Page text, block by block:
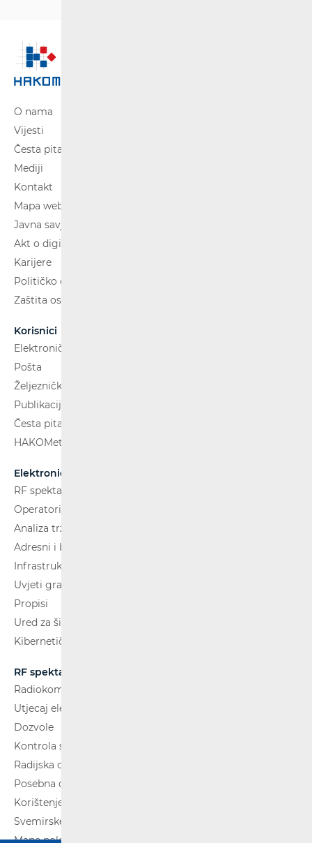
O nama
Vijesti
Česta pitanja
Mediji
Kontakt
Mapa weba
Javna savjetovanja
Akt o digitalnim uslugama
Karijere
Političko oglašavanje
Zaštita osobnih podataka
Korisnici
Elektroničke komunikacije
Pošta
Željeznički putnički prijevoz
Publikacije
Česta pitanja
HAKOMetar
Elektroničke komunikacije
RF spektar
Operatori i usluge
Analiza tržišta
Adresni i brojevni prostor
Infrastruktura
Uvjeti gradnje
Propisi
Ured za širokopojasnost (BCO)
Kibernetička sigurnost
RF spektar
Radiokomunikacije i radiodifuzija
Utjecaj elektromagnetskih polja (EMP)
Dozvole
Kontrola spektra
Radijska oprema
Posebna ovlaštenja
Korištenje WAS/RLAN radijske opreme
Svemirske radijske komunikacije
Mape pokrivenosti